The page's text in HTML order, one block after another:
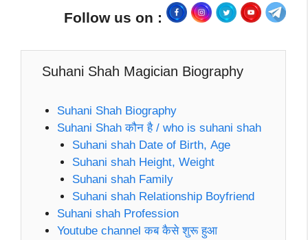
Follow us on :
Suhani Shah Magician Biography
Suhani Shah Biography
Suhani Shah कौन है / who is suhani shah
Suhani shah Date of Birth, Age
Suhani shah Height, Weight
Suhani shah Family
Suhani shah Relationship Boyfriend
Suhani shah Profession
Youtube channel कब कैसे शुरू हुआ